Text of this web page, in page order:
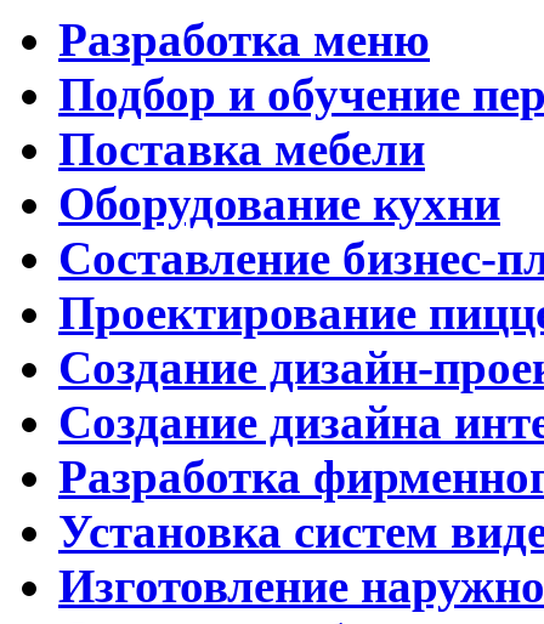
Разработка меню
Подбор и обучение
Поставка мебели
Оборудование кухни
Составление бизнес-
Проектирование
Создание дизайн-
Создание дизайна
Разработка
Установка систем
Изготовление